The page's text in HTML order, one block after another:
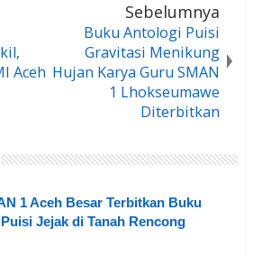
Aceh
Sebelumnya
Buku Antologi Puisi
Gravitasi Menikung
Hujan Karya Guru SMAN
1 Lhokseumawe
Diterbitkan
1 Aceh Besar Terbitkan Buku
Jejak di Tanah Rencong